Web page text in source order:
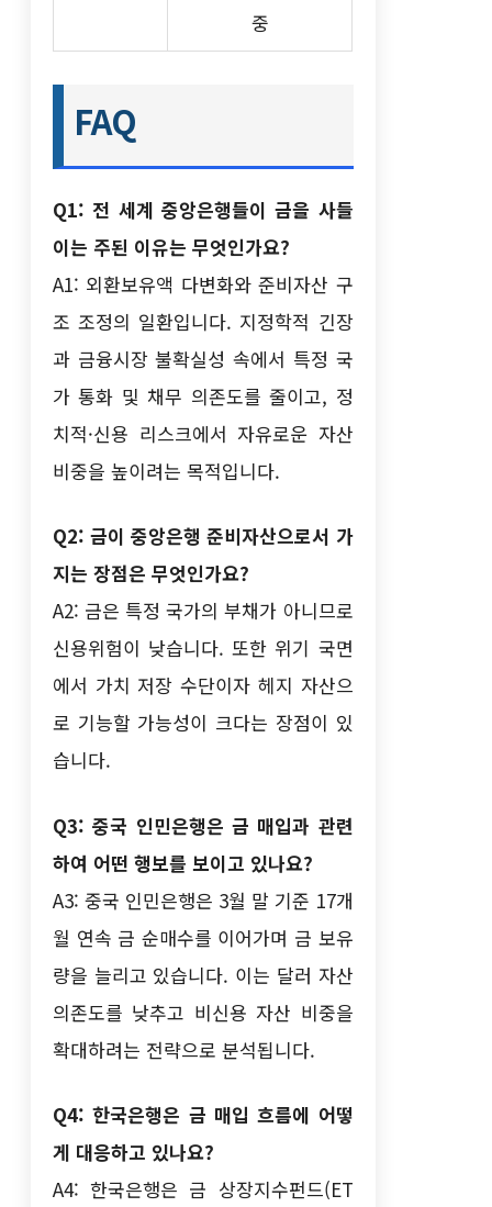
중
FAQ
Q1: 전 세계 중앙은행들이 금을 사들
이는 주된 이유는 무엇인가요?
A1: 외환보유액 다변화와 준비자산 구
조 조정의 일환입니다. 지정학적 긴장
과 금융시장 불확실성 속에서 특정 국
가 통화 및 채무 의존도를 줄이고, 정
치적·신용 리스크에서 자유로운 자산
비중을 높이려는 목적입니다.
Q2: 금이 중앙은행 준비자산으로서 가
지는 장점은 무엇인가요?
A2: 금은 특정 국가의 부채가 아니므로
신용위험이 낮습니다. 또한 위기 국면
에서 가치 저장 수단이자 헤지 자산으
로 기능할 가능성이 크다는 장점이 있
습니다.
Q3: 중국 인민은행은 금 매입과 관련
하여 어떤 행보를 보이고 있나요?
A3: 중국 인민은행은 3월 말 기준 17개
월 연속 금 순매수를 이어가며 금 보유
량을 늘리고 있습니다. 이는 달러 자산
의존도를 낮추고 비신용 자산 비중을
확대하려는 전략으로 분석됩니다.
Q4: 한국은행은 금 매입 흐름에 어떻
게 대응하고 있나요?
A4: 한국은행은 금 상장지수펀드(ET